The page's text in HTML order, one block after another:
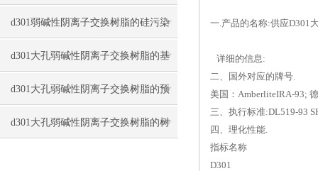
容与技术
d301弱碱性阴离子交换树脂的硅污染
与油污染与解决
d301大孔弱碱性阴离子交换树脂的基
础介绍与再生方法
d301大孔弱碱性阴离子交换树脂的预
处理注意事项
d301大孔弱碱性阴离子交换树脂的树
一.产品的名称:供应D301
详细的信息:
二、国外对应的牌号.
美国：AmberliteIRA-93;
三、执行标准:DL519-93
四、理化性能.
指标名称
D301